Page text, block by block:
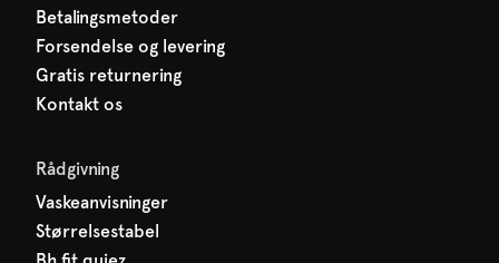
Betalingsmetoder
Forsendelse og levering
Gratis returnering
Kontakt os
Rådgivning
Vaskeanvisninger
Størrelsestabel